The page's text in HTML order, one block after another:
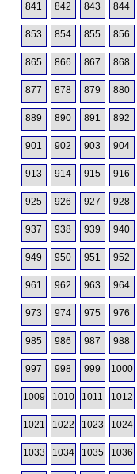
841 842 843 844
853 854 855 856
865 866 867 868
877 878 879 880
889 890 891 892
901 902 903 904
913 914 915 916
925 926 927 928
937 938 939 940
949 950 951 952
961 962 963 964
973 974 975 976
985 986 987 988
997 998 999 1000
1009 1010 1011 1012
1021 1022 1023 1024
1033 1034 1035 1036